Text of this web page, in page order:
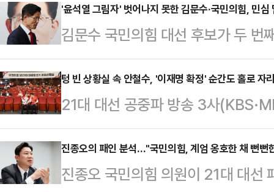
자유 우파 정당의 등장을 기대하고
리기만 하는 데 특화된 재주와 심성
장치를 달아놓고 지금까지 당원과
다.”불사조(phoenix)는 이집트 신
년마다 한 번 스스로 향나무를 쌓아
난다고 한…
'윤석열 그림자' 벗어나지 못한 김문수·국민의힘, 민심
김문수 국민의힘 대선 후보가 두 번
완등에 실패했다. 이번 대선이 윤석
발돼 윤 전 대통령과 구(舊) 여당인
대선 기간 내내 윤 전 대통령의 그
로 꼽힌다.김문수 후보는 4일 새벽
을 열어 "국민의 선택을 겸허하게
해서 함께 뛰어준 당원 동지 여러분
텅 빈 상황실 속 안철수, '이재명 확정' 순간도 홀로 자
21대 대선 공중파 방송 3사
민의힘 대선 개표상황실이 텅 비었
은 끝까지 자리를 지켜 이목이 집중
당선이 사실상 확정된 순간에도, 안
진종오의 패인 분석…"국민의힘, 계엄 옹호한 채 뻔뻔
진종오 국민의힘 의원이 21대 대선